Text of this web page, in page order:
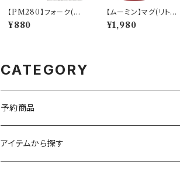
【PM280】フォーク(ヒ
トカゲ)【Daily Sketch】
PM282-851
¥880
【ムーミン】マグ(リトルミ
ィ）【MM9000】MM9
002-11
¥1,980
CATEGORY
予約商品
アイテムから探す